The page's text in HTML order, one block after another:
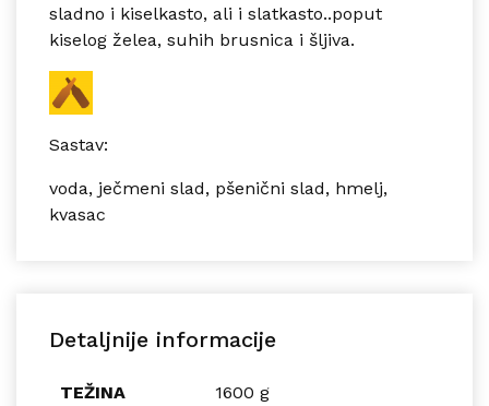
sladno i kiselkasto, ali i slatkasto..poput
kiselog želea, suhih brusnica i šljiva.
Sastav:
voda, ječmeni slad, pšenični slad, hmelj,
kvasac
Detaljnije informacije
TEŽINA 1600 g